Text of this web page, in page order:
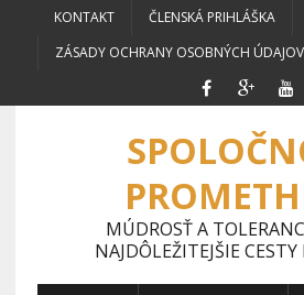
KONTAKT ČLENSKÁ PRIHLÁŠKA
ZÁSADY OCHRANY OSOBNÝCH ÚDAJOV
MÚDROSŤ A
NAJDÔLEŽITEJŠIE